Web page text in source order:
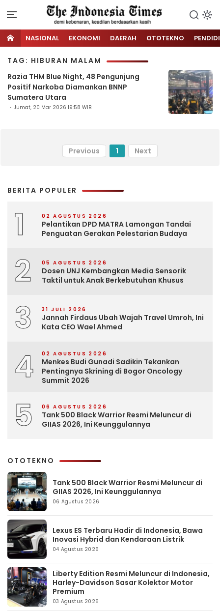
NASIONAL EKONOMI DAERAH OTOTEKNO
TAG: HIBURAN MALAM
Razia THM Blue Night, 48 Pengunjung
Positif Narkoba Diamankan BNNP
Sumatera Utara
Jumat, 20 Mar 2026 19:58 WIB
Previous 1 Next
BERITA POPULER
1 02 AGUSTUS 2026
Pelantikan DPD MATRA Lamongan Tandai
Penguatan Gerakan Pelestarian Budaya
2 05 AGUSTUS 2026
Dosen UNJ Kembangkan Media Sensorik
Taktil untuk Anak Berkebutuhan Khusus
3 31 JULI 2026
Jannah Firdaus Ubah Wajah Travel Umroh, Ini
Kata CEO Wael Ahmed
4 02 AGUSTUS 2026
Menkes Budi Gunadi Sadikin Tekankan
Pentingnya Skrining di Bogor Oncology
Summit 2026
5 06 AGUSTUS 2026
Tank 500 Black Warrior Resmi Meluncur di
GIIAS 2026, Ini Keunggulannya
OTOTEKNO
Tank 500 Black Warrior Resmi Meluncur di
GIIAS 2026, Ini Keunggulannya
06 Agustus 2026
Lexus ES Terbaru Hadir di Indonesia, Bawa
Inovasi Hybrid dan Kendaraan Listrik
04 Agustus 2026
Liberty Edition Resmi Meluncur di Indonesia,
Harley-Davidson Sasar Kolektor Motor
Premium
03 Agustus 2026